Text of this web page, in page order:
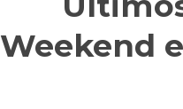
Weekend